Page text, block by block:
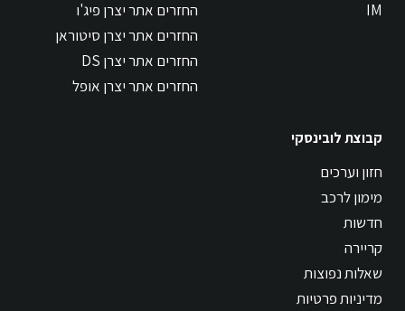
IM
החזרים אתר יצרן פיג'ו
החזרים אתר יצרן סיטוראן
החזרים אתר יצרן DS
החזרים אתר יצרן אופל
קבוצת לובינסקי
חזון וערכים
מימון לרכב
חדשות
קריירה
שאלות נפוצות
מדיניות פרטיות